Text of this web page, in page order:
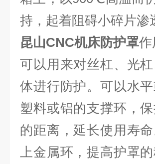
持，起着阻碍小碎片渗
昆山CNC机床防护罩作
可以用来对丝杠、光
体进行防护。可以水
塑料或铝的支撑环，
的距离，延长使用寿
上金属环，提高护罩